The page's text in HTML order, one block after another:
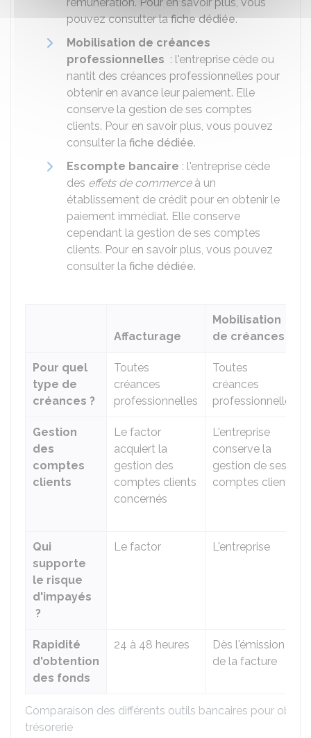
pouvez consulter lafiche dédiée.
Mobilisation de créances
professionnelles : l'entreprise cède ou
nantit des créances professionnelles pour
obtenir en avance leur paiement. Elle
conserve la gestion de ses comptes
clients. Pour en savoir plus, vous pouvez
consulter la fiche dédiée.
Escompte bancaire : l'entreprise cède
des effets de commerceà un
établissement de crédit pour en obtenir le
paiement immédiat. Elle conserve
cependant la gestion de ses comptes
clients. Pour en savoir plus, vous pouvez
consulter la fiche dédiée.
Comparaison des différents outils bancaires pour
trésorerie
Affacturage
Mobilisation
de créances
Pour quel
type de
créances ?
Toutes
créances
professionnelles
Toutes
créances
professionnelles
Gestion
des
comptes
clients
Le factor
acquiert la
gestion des
comptes clients
concernés
L'entreprise
conserve la
gestion de ses
comptes clients
Qui
supporte
le risque
d'impayés
?
Le factor L'entreprise
Rapidité
d'obtention
des fonds
24 à 48 heures
Dès l'émission
de la facture